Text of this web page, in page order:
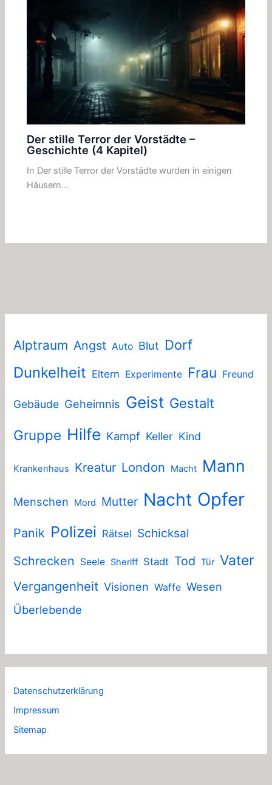
Alptraum Angst Auto Blut Dorf
Dunkelheit Eltern Experimente Frau Freund
Gebäude Geheimnis Geist Gestalt
Gruppe Hilfe Kampf Keller Kind
Krankenhaus Kreatur London Macht Mann
Menschen Mord Mutter Nacht Opfer
Panik Polizei Rätsel Schicksal
Schrecken
Seele Sheriff Stadt Tod Tür Vater
Vergangenheit Visionen Waffe Wesen
Überlebende
Datenschutzerklärung
Impressum
Sitemap
Der stille Terror der Vorstädte –
Geschichte (4 Kapitel)
In Der stille Terror der Vorstädte wurden in einigen
Häusern…